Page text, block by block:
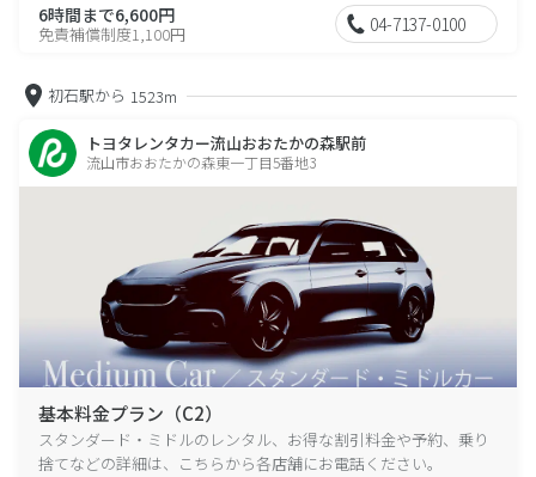
6時間まで6,600円
免責補償制度1,100円 04-7137-0100
初石駅から 1523m
トヨタレンタカー流山おおたかの森駅前
流山市おおたかの森東一丁目5番地3
基本料金プラン（C2）
スタンダード・ミドルのレンタル、お得な割引料金や予約、乗り
捨てなどの詳細は、こちらから各店舗にお電話ください。